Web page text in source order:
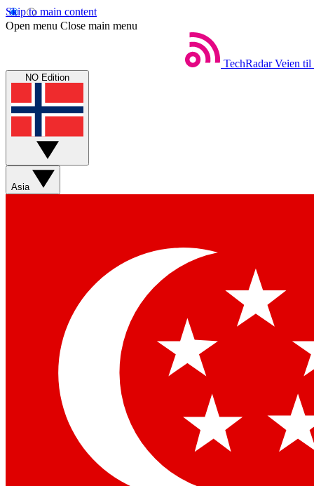
Skip to main content
Open menu Close main menu
TechRadar Veien til
NO Edition
Asia